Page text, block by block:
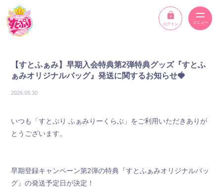
ログイン
ニュース
スケジュール
メンバー
ディスコグラフィー
【すとふぁみ】早期入会特典第2弾特典グッズ『すとふ
ぁみオリジナルバッグ』発送に関するお知らせ🍓
2026.05.30
いつも「すとぷり ふぁみりーくらぶ」をご利用いただきありが
とうございます。
早期登録キャンペーン第2弾の特典『すとふぁみオリジナルバッ
グ』の発送予定日が決定！